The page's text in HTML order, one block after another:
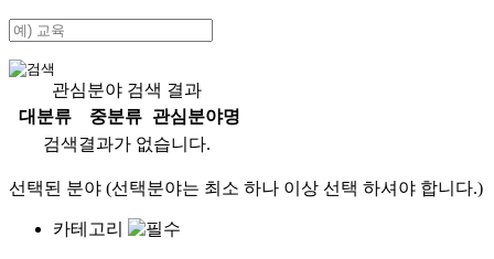
관심분야 검색 결과
대분류
중분류
관심분야명
검색결과가 없습니다.
선택된 분야 (선택분야는 최소 하나 이상 선택 하셔야 합니다.)
카테고리